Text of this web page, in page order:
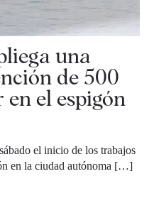
una
de 500
el espigón
el inicio de los trabajos
en la ciudad autónoma […]